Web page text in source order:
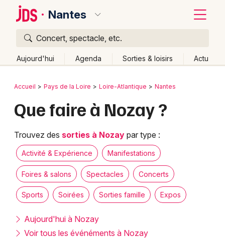
Nantes
Concert, spectacle, etc.
Aujourd'hui Agenda Sorties & loisirs Actu
Publier un événement
Grands événements
Activité & Expérience
Manifestations
Foires & salons
Bordeaux
Lille
Lyon
Marseille
Montpellier
Retour
Accueil Pays de la Loire Loire-Atlantique Nantes
Que faire à Nozay ?
Trouvez des sorties à Nozay par type :
Activité & Expérience Manifestations
Foires & salons Spectacles Concerts
Sports Soirées Sorties famille Expos
Aujourd'hui à Nozay
Voir tous les événéments à Nozay
Quoi ?
Où ?
Pays de la Loire
Partout Près de moi Changer de lieu
Quand ?
Effacer les dates
Aujourd'hui
Demain Ce week-end Autre